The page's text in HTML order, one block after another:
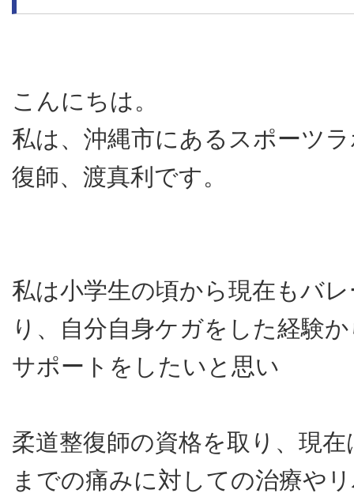
トレーナー
こんにちは。
私は、沖縄市にあるスポーツ
復師、渡真利です。
私は小学生の頃から現在もバ
り、自分自身ケガをした経験
サポートをしたいと思い
柔道整復師の資格を取り、現
までの痛みに対しての治療や